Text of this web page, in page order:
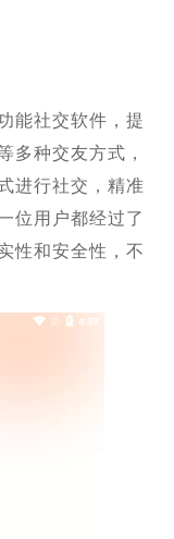
能社交软件，提
多种交友方式，
进行社交，精准
位用户都经过了
性和安全性，不